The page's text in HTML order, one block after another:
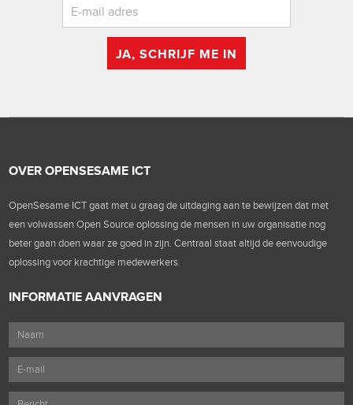
JA, SCHRIJF ME IN
OVER OPENSESAME ICT
OpenSesame ICT gaat met u graag de uitdaging aan te bewijzen dat met
een volwassen Open Source oplossing de mensen in uw organisatie nog
beter gaan doen waar ze goed in zijn. Centraal staat altijd de eenvoudige
oplossing voor krachtige medewerkers.
INFORMATIE AANVRAGEN